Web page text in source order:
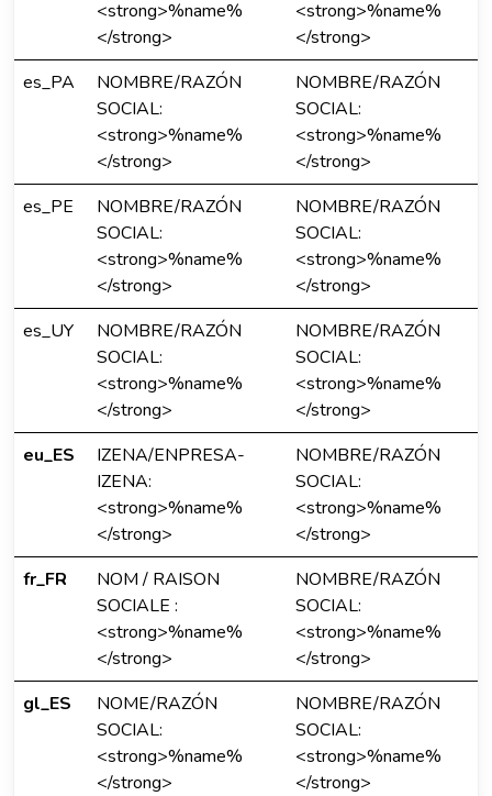
<strong>%name%
</strong>
<strong>%name%
</strong>
es_PA
NOMBRE/RAZÓN
SOCIAL:
<strong>%name%
</strong>
NOMBRE/RAZÓN
SOCIAL:
<strong>%name%
</strong>
es_PE
NOMBRE/RAZÓN
SOCIAL:
<strong>%name%
</strong>
NOMBRE/RAZÓN
SOCIAL:
<strong>%name%
</strong>
es_UY
NOMBRE/RAZÓN
SOCIAL:
<strong>%name%
</strong>
NOMBRE/RAZÓN
SOCIAL:
<strong>%name%
</strong>
eu_ES
IZENA/ENPRESA-
IZENA:
<strong>%name%
</strong>
NOMBRE/RAZÓN
SOCIAL:
<strong>%name%
</strong>
fr_FR
NOM / RAISON
SOCIALE :
<strong>%name%
</strong>
NOMBRE/RAZÓN
SOCIAL:
<strong>%name%
</strong>
gl_ES
NOME/RAZÓN
SOCIAL:
<strong>%name%
</strong>
NOMBRE/RAZÓN
SOCIAL:
<strong>%name%
</strong>